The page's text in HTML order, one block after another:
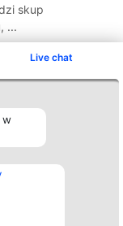
Live chat
w
skup
...
Kontakt